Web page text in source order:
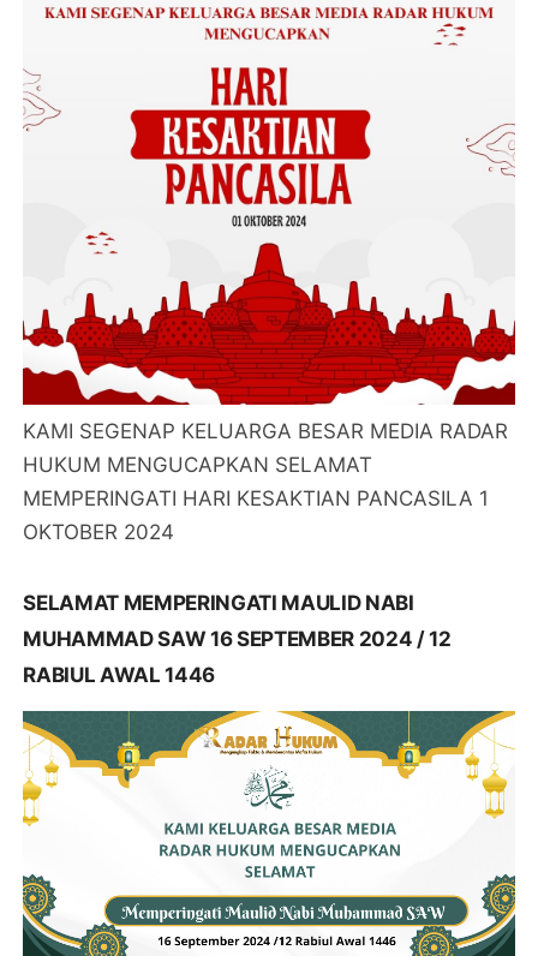
KAMI SEGENAP KELUARGA BESAR MEDIA RADAR
HUKUM MENGUCAPKAN SELAMAT
MEMPERINGATI HARI KESAKTIAN PANCASILA 1
OKTOBER 2024
SELAMAT MEMPERINGATI MAULID NABI
MUHAMMAD SAW 16 SEPTEMBER 2024 / 12
RABIUL AWAL 1446